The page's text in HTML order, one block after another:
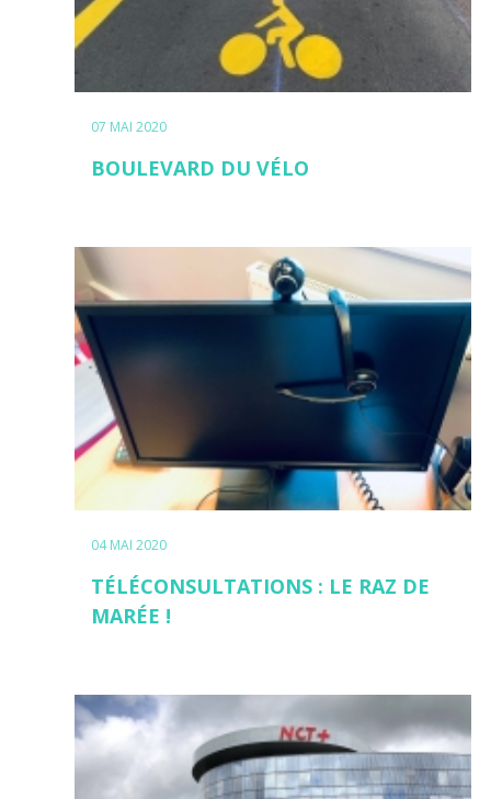
07 MAI 2020
BOULEVARD DU VÉLO
04 MAI 2020
TÉLÉCONSULTATIONS : LE RAZ DE
MARÉE !